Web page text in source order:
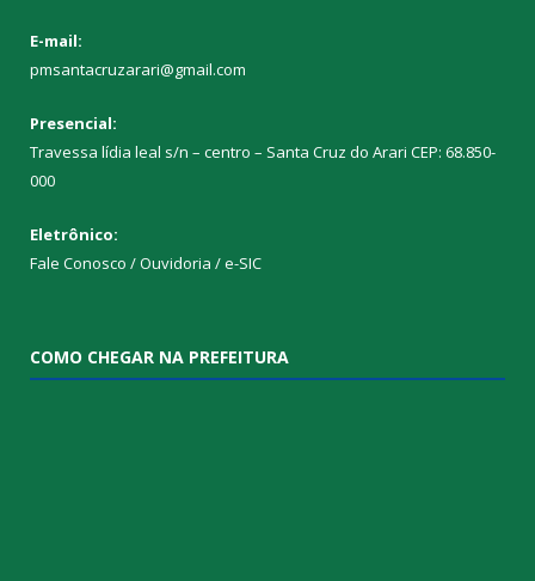
E-mail:
pmsantacruzarari@gmail.com
Presencial:
Travessa lídia leal s/n – centro – Santa Cruz do Arari CEP: 68.850-
000
Eletrônico:
Fale Conosco / Ouvidoria / e-SIC
COMO CHEGAR NA PREFEITURA